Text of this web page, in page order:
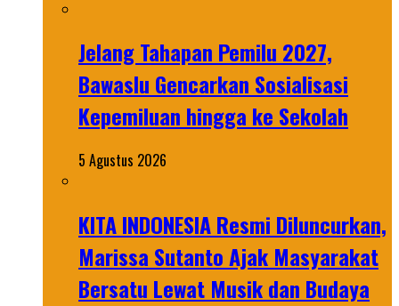
Jelang Tahapan Pemilu 2027,
Bawaslu Gencarkan Sosialisasi
Kepemiluan hingga ke Sekolah
5 Agustus 2026
KITA INDONESIA Resmi Diluncurkan,
Marissa Sutanto Ajak Masyarakat
Bersatu Lewat Musik dan Budaya